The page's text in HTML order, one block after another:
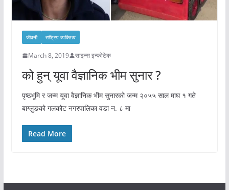
जीवनी राष्ट्रिय व्यक्तित्व
March 8, 2019 साइन्स इन्फोटेक
को हुन् यूवा वैज्ञानिक भीम सुनार ?
पृष्ठभूमि र जन्म यूवा वैज्ञानिक भीम सुनारको जन्म २०५५ साल माघ १ गते
बाग्लुङको गलकोट नगरपालिका वडा न. ८ मा
Read More